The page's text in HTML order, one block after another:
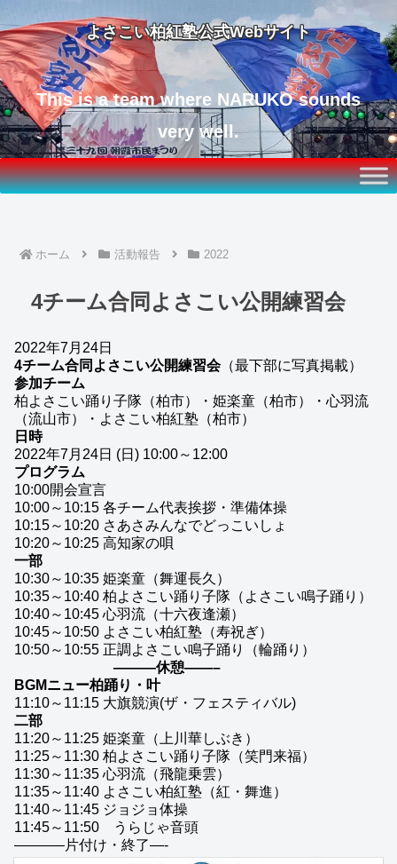
よさこい柏紅塾公式Webサイト
This is a team where NARUKO sounds
very well.
ホーム 活動報告 2022
4チーム合同よさこい公開練習会
2022年7月24日
4チーム合同よさこい公開練習会（最下部に写真掲載）
参加チーム
柏よさこい踊り子隊（柏市）・姫楽童（柏市）・心羽流
（流山市）・よさこい柏紅塾（柏市）
日時
2022年7月24日 (日) 10:00～12:00
プログラム
10:00開会宣言
10:00～10:15 各チーム代表挨拶・準備体操
10:15～10:20 さあさみんなでどっこいしょ
10:20～10:25 高知家の唄
一部
10:30～10:35 姫楽童（舞運長久）
10:35～10:40 柏よさこい踊り子隊（よさこい鳴子踊り）
10:40～10:45 心羽流（十六夜逢瀬）
10:45～10:50 よさこい柏紅塾（寿祝ぎ）
10:50～10:55 正調よさこい鳴子踊り（輪踊り）
———休憩——–
BGMニュー柏踊り・叶
11:10～11:15 大旗競演(ザ・フェスティバル)
二部
11:20～11:25 姫楽童（上川華しぶき）
11:25～11:30 柏よさこい踊り子隊（笑門来福）
11:30～11:35 心羽流（飛龍乗雲）
11:35～11:40 よさこい柏紅塾（紅・舞進）
11:40～11:45 ジョジョ体操
11:45～11:50 うらじゃ音頭
———–片付け・終了—-